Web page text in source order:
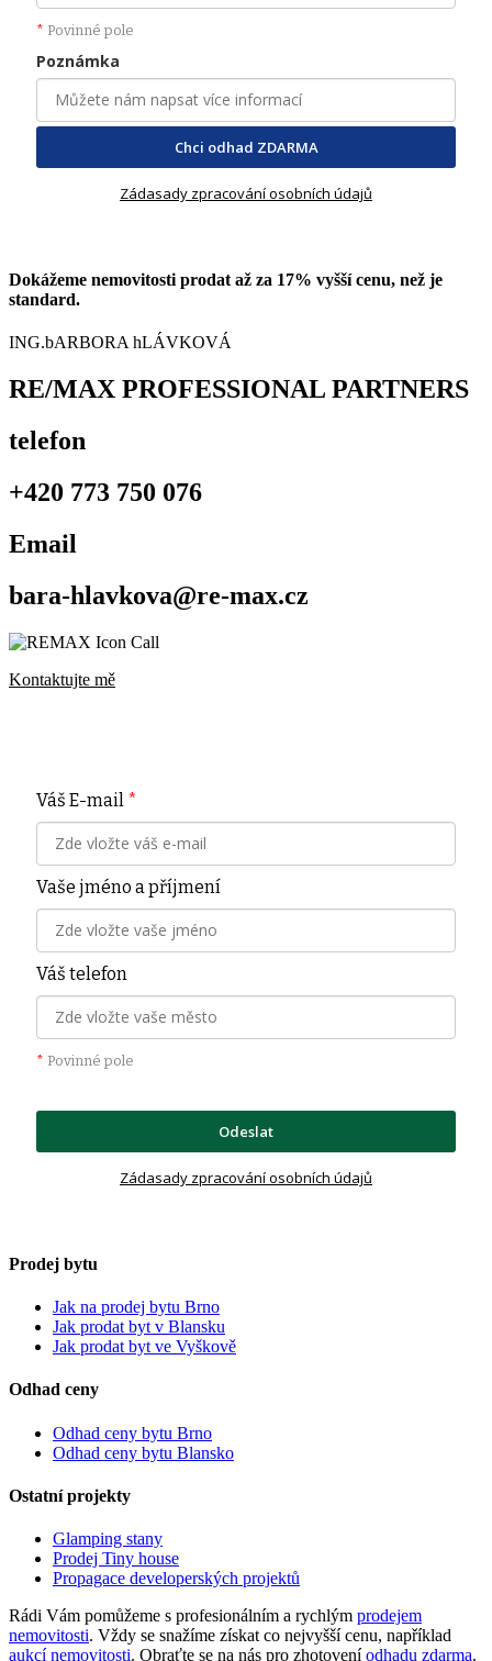
* Povinné pole
Poznámka
Chci odhad ZDARMA
Zádasady zpracování osobních údajů
Dokážeme nemovitosti prodat až za 17% vyšší cenu, než je
standard.
ING.bARBORA hLÁVKOVÁ
RE/MAX PROFESSIONAL PARTNERS
telefon
+420 773 750 076
Email
bara-hlavkova@re-max.cz
Kontaktujte mě
Váš E-mail *
Vaše jméno a příjmení
Váš telefon
* Povinné pole
Odeslat
Zádasady zpracování osobních údajů
Prodej bytu
Jak na prodej bytu Brno
Jak prodat byt v Blansku
Jak prodat byt ve Vyškově
Odhad ceny
Odhad ceny bytu Brno
Odhad ceny bytu Blansko
Ostatní projekty
Glamping stany
Prodej Tiny house
Propagace developerských projektů
Rádi Vám pomůžeme s profesionálním a rychlým prodejem
nemovitosti. Vždy se snažíme získat co nejvyšší cenu, například
aukcí nemovitosti. Obraťte se na nás pro zhotoveníodhadu zdarma.